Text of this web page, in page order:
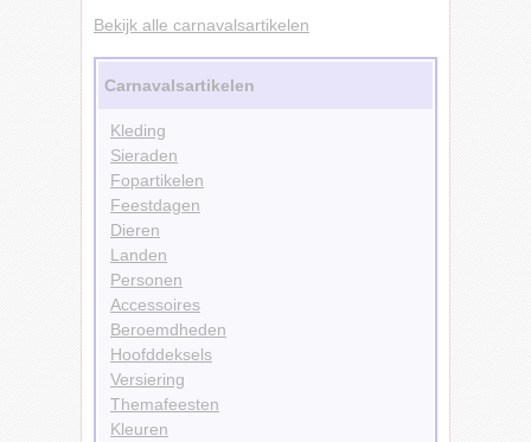
Bekijk alle carnavalsartikelen
Carnavalsartikelen
Kleding
Sieraden
Fopartikelen
Feestdagen
Dieren
Landen
Personen
Accessoires
Beroemdheden
Hoofddeksels
Versiering
Themafeesten
Kleuren